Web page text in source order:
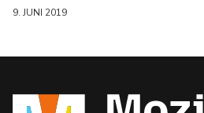
9. JUNI 2019